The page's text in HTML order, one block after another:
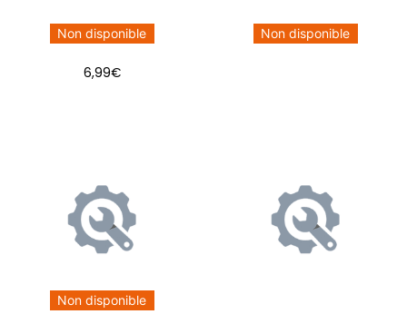
Non disponible
6,99€
Non disponible
Non disponible